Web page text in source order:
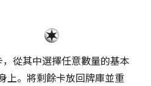
從其中選擇任意數量的基本
上。將剩餘卡放回牌庫並重